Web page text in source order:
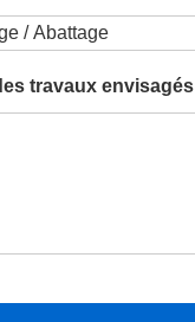
travaux envisagés